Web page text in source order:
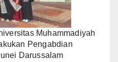
Muhammadiyah
Pengabdian
Darussalam